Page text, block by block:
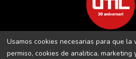
Usamos cookies necesarias para que la
permiso, cookies de analitica, marketing
REVISTA UTIL MENORCA S.L C/